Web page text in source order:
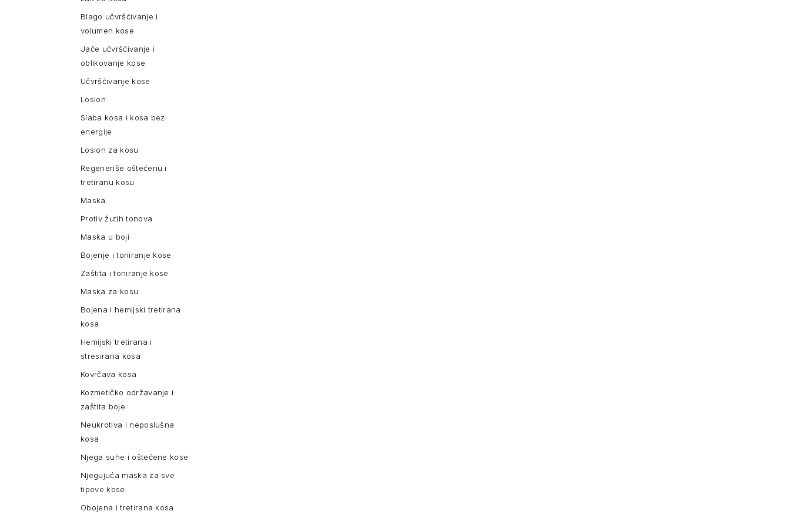
Blago učvršćivanje i
volumen kose
Jače učvršćivanje i
oblikovanje kose
Učvršćivanje kose
Losion
Slaba kosa i kosa bez
energije
Losion za kosu
Regeneriše oštećenu i
tretiranu kosu
Maska
Protiv žutih tonova
Maska u boji
Bojenje i toniranje kose
Zaštita i toniranje kose
Maska za kosu
Bojena i hemijski tretirana
kosa
Hemijski tretirana i
stresirana kosa
Kovrčava kosa
Kozmetičko održavanje i
zaštita boje
Neukrotiva i neposlušna
kosa
Njega suhe i oštećene kose
Njegujuća maska za sve
tipove kose
Obojena i tretirana kosa